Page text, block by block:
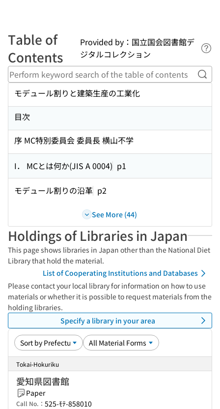
Table of
Contents
Provided by：国立国会図書館デ
ジタルコレクション
モデュール割りと建築生産の工業化
目次
序 MC特別委員会 委員長 横山不学
I． MCとは何か(JIS A 0004) p1
モデュール割りの沿革 p2
See More (44)
Holdings of Libraries in Japan
This page shows libraries in Japan other than the National Diet
Library that hold the material.
List of Cooperating Institutions and Databases
Please contact your local library for information on how to use
materials or whether it is possible to request materials from the
holding libraries.
Specify a library in your area
Tokai-Hokuriku
愛知県図書館
Paper
Call No.： 525-ﾓﾃ-858010